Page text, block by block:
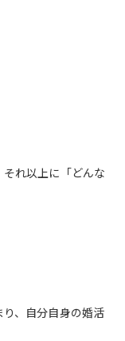
れ以上に「どんな
、自分自身の婚活